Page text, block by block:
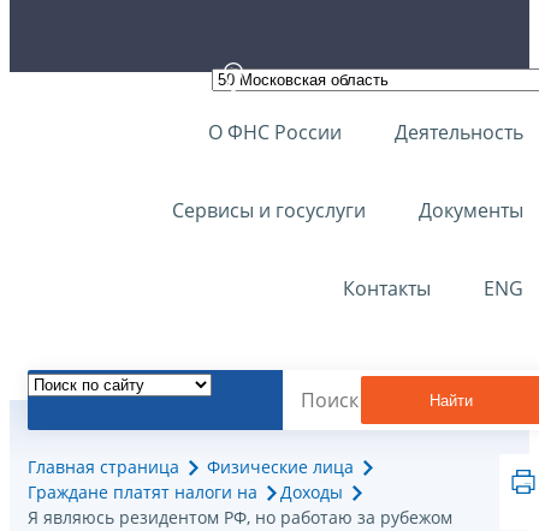
О ФНС России Деятельность
Сервисы и госуслуги Документы
Контакты ENG
Найти
Главная страница
Физические лица
Граждане платят налоги на
Доходы
Я являюсь резидентом РФ, но работаю за рубежом